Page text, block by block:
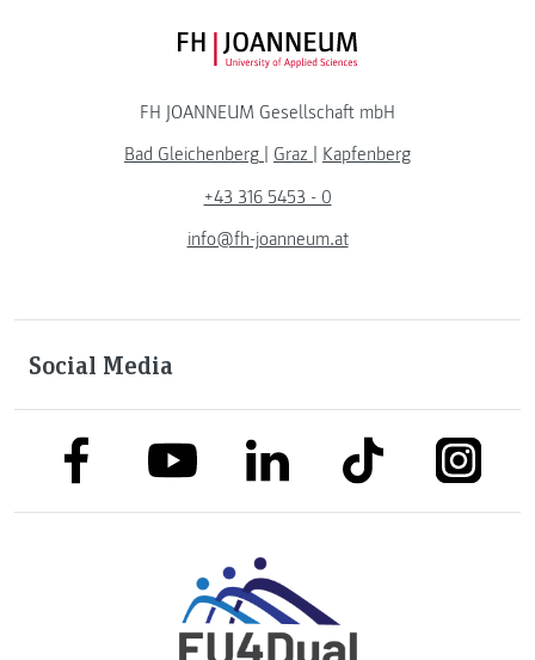
FH JOANNEUM Logo
FH JOANNEUM Gesellschaft mbH
Bad Gleichenberg
Graz
Kapfenberg
+43 316 5453 - 0
info@fh-joanneum.at
Social Media
link to facebooklink to youtubelink to linkedinlink to tiktok